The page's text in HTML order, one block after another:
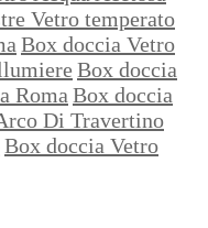
Vetro temperato
Box doccia Vetro
Box doccia
Roma Box doccia
Di Travertino
Box doccia Vetro